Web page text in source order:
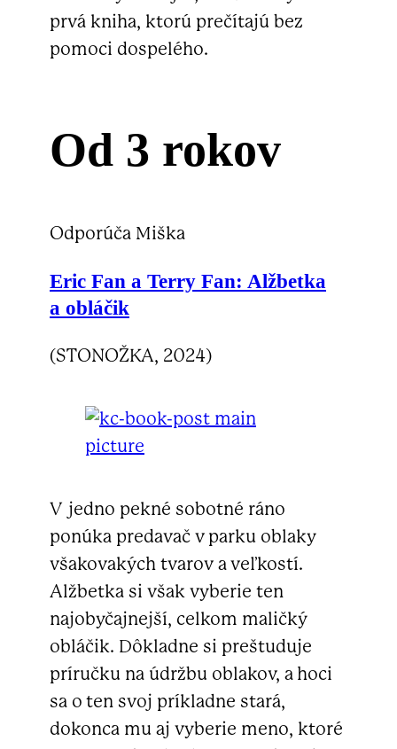
prvá kniha, ktorú prečítajú bez
pomoci dospelého.
Od 3 rokov
Odporúča Miška
Eric Fan a Terry Fan: Alžbetka
a obláčik
(STONOŽKA, 2024)
V jedno pekné sobotné ráno
ponúka predavač v parku oblaky
všakovakých tvarov a veľkostí.
Alžbetka si však vyberie ten
najobyčajnejší, celkom maličký
obláčik. Dôkladne si preštuduje
príručku na údržbu oblakov, a hoci
sa o ten svoj príkladne stará,
dokonca mu aj vyberie meno, ktoré